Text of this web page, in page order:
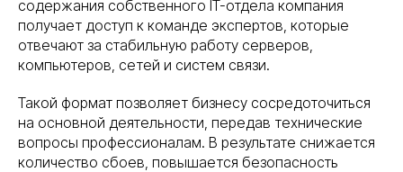
содержания собственного IT-отдела компания
получает доступ к команде экспертов, которые
отвечают за стабильную работу серверов,
компьютеров, сетей и систем связи.
Такой формат позволяет бизнесу сосредоточиться
на основной деятельности, передав технические
вопросы профессионалам. В результате снижается
количество сбоев, повышается безопасность